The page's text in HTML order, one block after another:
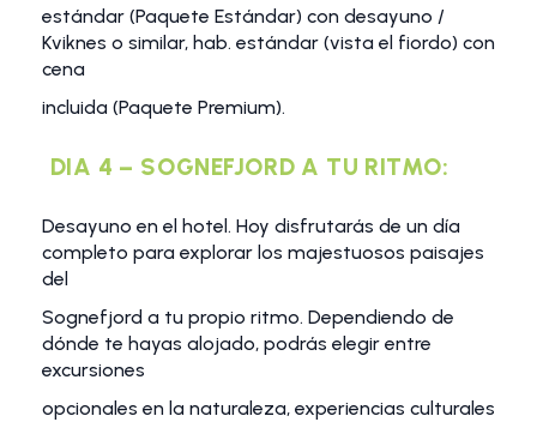
estándar (Paquete Estándar) con desayuno /
Kviknes o similar, hab. estándar (vista el fiordo) con
cena
incluida (Paquete Premium).
DIA 4 – SOGNEFJORD A TU RITMO:
Desayuno en el hotel. Hoy disfrutarás de un día
completo para explorar los majestuosos paisajes
del
Sognefjord a tu propio ritmo. Dependiendo de
dónde te hayas alojado, podrás elegir entre
excursiones
opcionales en la naturaleza, experiencias culturales